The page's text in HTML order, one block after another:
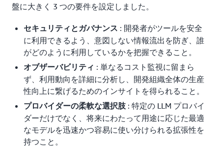
盤に大きく 3 つの要件を設定しました。
セキュリティとガバナンス : 開発者がツールを安全
に利用できるよう、意図しない情報流出を防ぎ、誰
がどのように利用しているかを把握できること。
オブザーバビリティ : 単なるコスト監視に留まら
ず、利用動向を詳細に分析し、開発組織全体の生産
性向上に繋げるためのインサイトを得られること。
プロバイダーの柔軟な選択肢 : 特定の LLM プロバイ
ダーだけでなく、将来にわたって用途に応じた最適
なモデルを迅速かつ容易に使い分けられる拡張性を
持つこと。